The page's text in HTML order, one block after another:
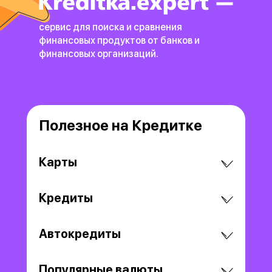
сервис для поиска и сравнения
финансовых продуктов от банков и
финансовых организаций.
Полезное на Кредитке
Карты
Кредиты
Автокредиты